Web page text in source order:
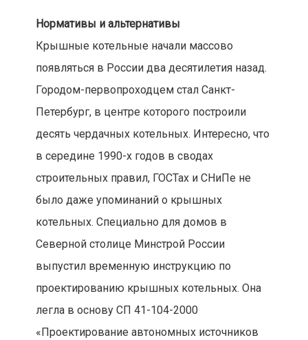
Нормативы и альтернативы
Крышные котельные начали массово
появляться в России два десятилетия назад.
Городом-первопроходцем стал Санкт-
Петербург, в центре которого построили
десять чердачных котельных. Интересно, что
в середине 1990-х годов в сводах
строительных правил, ГОСТах и СНиПе не
было даже упоминаний о крышных
котельных. Специально для домов в
Северной столице Минстрой России
выпустил временную инструкцию по
проектированию крышных котельных. Она
легла в основу СП 41-104-2000
«Проектирование автономных источников